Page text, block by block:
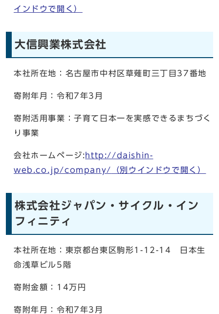
インドウで開く）
大信興業株式会社
本社所在地：名古屋市中村区草薙町三丁目37番地
寄附年月：令和7年3月
寄附活用事業：子育て日本一を実感できるまちづく
り事業
会社ホームページ:http://daishin-
web.co.jp/company/
（別ウインドウで開く）
株式会社ジャパン・サイクル・イン
フィニティ
本社所在地：東京都台東区駒形1-12-14 日本生
命浅草ビル5階
寄附金額：14万円
寄附年月：令和7年3月